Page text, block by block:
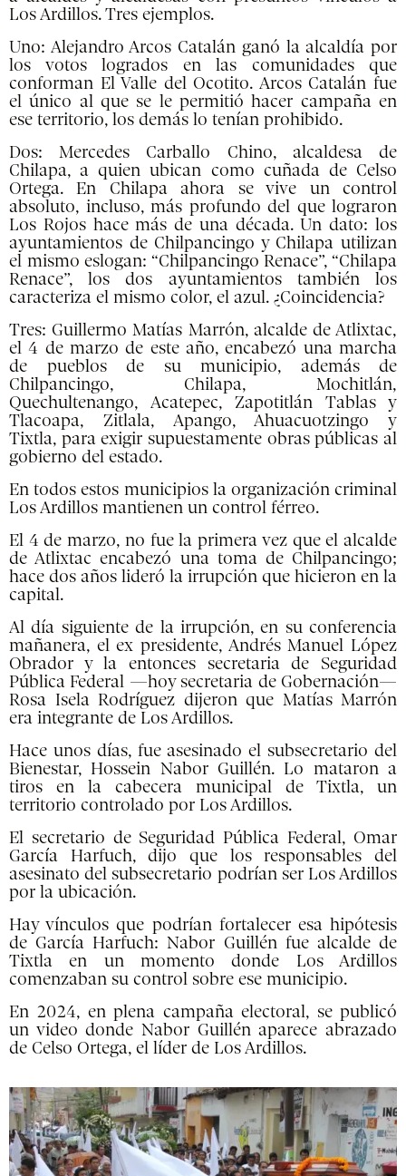
Los Ardillos. Tres ejemplos.
Uno: Alejandro Arcos Catalán ganó la alcaldía por
los votos logrados en las comunidades que
conforman El Valle del Ocotito. Arcos Catalán fue
el único al que se le permitió hacer campaña en
ese territorio, los demás lo tenían prohibido.
Dos: Mercedes Carballo Chino, alcaldesa de
Chilapa, a quien ubican como cuñada de Celso
Ortega. En Chilapa ahora se vive un control
absoluto, incluso, más profundo del que lograron
Los Rojos hace más de una década. Un dato: los
ayuntamientos de Chilpancingo y Chilapa utilizan
el mismo eslogan: “Chilpancingo Renace”, “Chilapa
Renace”, los dos ayuntamientos también los
caracteriza el mismo color, el azul. ¿Coincidencia?
Tres: Guillermo Matías Marrón, alcalde de Atlixtac,
el 4 de marzo de este año, encabezó una marcha
de pueblos de su municipio, además de
Chilpancingo, Chilapa, Mochitlán,
Quechultenango, Acatepec, Zapotitlán Tablas y
Tlacoapa, Zitlala, Apango, Ahuacuotzingo y
Tixtla, para exigir supuestamente obras públicas al
gobierno del estado.
En todos estos municipios la organización criminal
Los Ardillos mantienen un control férreo.
El 4 de marzo, no fue la primera vez que el alcalde
de Atlixtac encabezó una toma de Chilpancingo;
hace dos años lideró la irrupción que hicieron en la
capital.
Al día siguiente de la irrupción, en su conferencia
mañanera, el ex presidente, Andrés Manuel López
Obrador y la entonces secretaria de Seguridad
Pública Federal —hoy secretaria de Gobernación—
Rosa Isela Rodríguez dijeron que Matías Marrón
era integrante de Los Ardillos.
Hace unos días, fue asesinado el subsecretario del
Bienestar, Hossein Nabor Guillén. Lo mataron a
tiros en la cabecera municipal de Tixtla, un
territorio controlado por Los Ardillos.
El secretario de Seguridad Pública Federal, Omar
García Harfuch, dijo que los responsables del
asesinato del subsecretario podrían ser Los Ardillos
por la ubicación.
Hay vínculos que podrían fortalecer esa hipótesis
de García Harfuch: Nabor Guillén fue alcalde de
Tixtla en un momento donde Los Ardillos
comenzaban su control sobre ese municipio.
En 2024, en plena campaña electoral, se publicó
un video donde Nabor Guillén aparece abrazado
de Celso Ortega, el líder de Los Ardillos.